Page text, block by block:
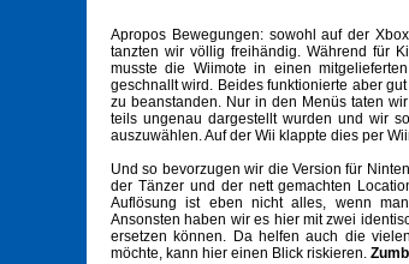
Apropos Bewegungen: sowohl auf der
tanzten wir völlig freihändig. Während für
musste die Wiimote in einen
geschnallt wird. Beides funktionierte aber
zu beanstanden. Nur in den Menüs taten
teils ungenau dargestellt wurden und wir
auszuwählen. Auf der Wii klappte dies per
Und so bevorzugen wir die Version für
der Tänzer und der nett gemachten
Auflösung ist eben nicht alles, wenn
Ansonsten haben wir es hier mit zwei
ersetzen können. Da helfen auch die
möchte, kann hier einen Blick riskieren.